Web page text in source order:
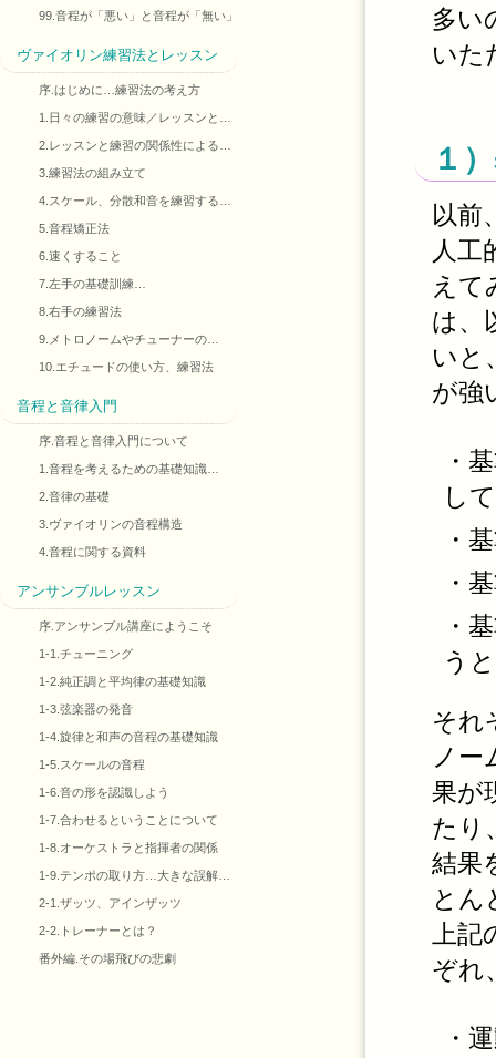
多い
いた
１
以前
人工
えて
は、
いと
が強
・
し
・
・
・
う
それ
ノ
果が
たり
結果
とん
上
ぞれ
・
99.音程が「悪い」と音程が「無い」
ヴァイオリン練習法とレッスン
序.はじめに…練習法の考え方
1.日々の練習の意味／レッスンと…
2.レッスンと練習の関係性による…
3.練習法の組み立て
4.スケール、分散和音を練習する…
5.音程矯正法
6.速くすること
7.左手の基礎訓練…
8.右手の練習法
9.メトロノームやチューナーの…
10.エチュードの使い方、練習法
音程と音律入門
序.音程と音律入門について
1.音程を考えるための基礎知識…
2.音律の基礎
3.ヴァイオリンの音程構造
4.音程に関する資料
アンサンブルレッスン
序.アンサンブル講座にようこそ
1-1.チューニング
1-2.純正調と平均律の基礎知識
1-3.弦楽器の発音
1-4.旋律と和声の音程の基礎知識
1-5.スケールの音程
1-6.音の形を認識しよう
1-7.合わせるということについて
1-8.オーケストラと指揮者の関係
1-9.テンポの取り方…大きな誤解…
2-1.ザッツ、アインザッツ
2-2.トレーナーとは？
番外編.その場飛びの悲劇